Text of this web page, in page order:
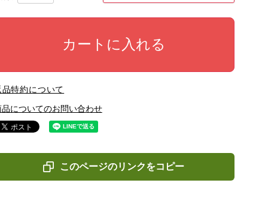
カートに入れる
品特約について
品についてのお問い合わせ
このページのリンクをコピー